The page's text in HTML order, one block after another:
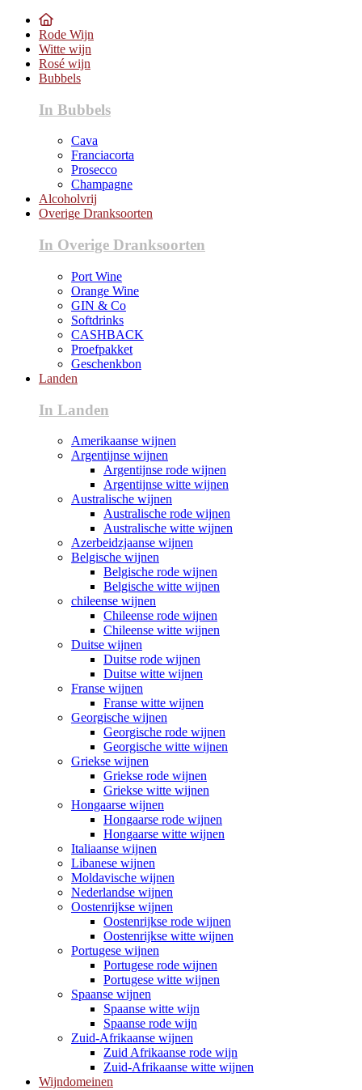
Rode Wijn
Witte wijn
Rosé wijn
Bubbels
In Bubbels
Cava
Franciacorta
Prosecco
Champagne
Alcoholvrij
Overige Dranksoorten
In Overige Dranksoorten
Port Wine
Orange Wine
GIN & Co
Softdrinks
CASHBACK
Proefpakket
Geschenkbon
Landen
In Landen
Amerikaanse wijnen
Argentijnse wijnen
Argentijnse rode wijnen
Argentijnse witte wijnen
Australische wijnen
Australische rode wijnen
Australische witte wijnen
Azerbeidzjaanse wijnen
Belgische wijnen
Belgische rode wijnen
Belgische witte wijnen
chileense wijnen
Chileense rode wijnen
Chileense witte wijnen
Duitse wijnen
Duitse rode wijnen
Duitse witte wijnen
Franse wijnen
Franse witte wijnen
Georgische wijnen
Georgische rode wijnen
Georgische witte wijnen
Griekse wijnen
Griekse rode wijnen
Griekse witte wijnen
Hongaarse wijnen
Hongaarse rode wijnen
Hongaarse witte wijnen
Italiaanse wijnen
Libanese wijnen
Moldavische wijnen
Nederlandse wijnen
Oostenrijkse wijnen
Oostenrijkse rode wijnen
Oostenrijkse witte wijnen
Portugese wijnen
Portugese rode wijnen
Portugese witte wijnen
Spaanse wijnen
Spaanse witte wijn
Spaanse rode wijn
Zuid-Afrikaanse wijnen
Zuid Afrikaanse rode wijn
Zuid-Afrikaanse witte wijnen
Wijndomeinen